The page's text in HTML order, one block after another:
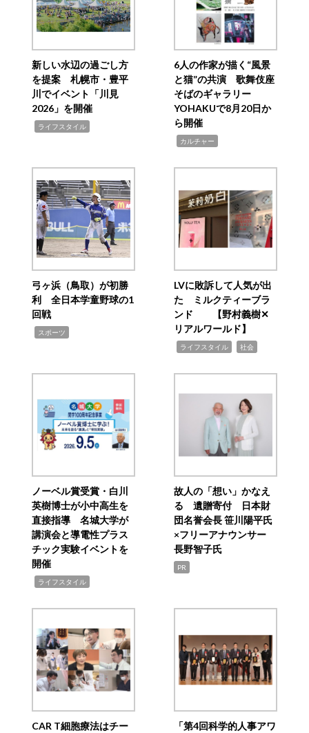
新しい水辺の過ごし方
を提案 札幌市・豊平
川でイベント「川見
2026」を開催
ライフスタイル
6人の作家が描く“風景
と猫”の共演 歌舞伎座
そばのギャラリー
YOHAKUで8月20日か
ら開催
カルチャー
弓ヶ浜（鳥取）が初勝
利 全日本学童野球の1
回戦
スポーツ
LVに敗訴して人気が出
た ミルクティーブラ
ンド 【野村義樹✕
リアルワールド】
ライフスタイル 社会
ノーベル賞受賞・白川
英樹博士が小中高生を
直接指導 名城大学が
講演会と導電性プラス
チック実験イベントを
開催
ライフスタイル
故人の「想い」かなえ
る 遺贈寄付 日本財
団名誉会長 笹川陽平氏
×フリーアナウンサー
長野智子氏
PR
CAR T細胞療法はチー
「第4回科学的人事アワ